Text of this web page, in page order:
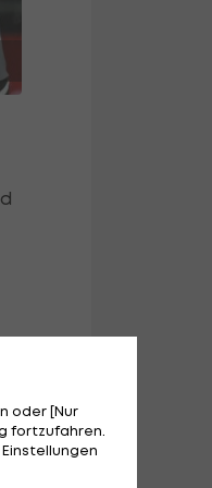
oder [Nur
fortzufahren.